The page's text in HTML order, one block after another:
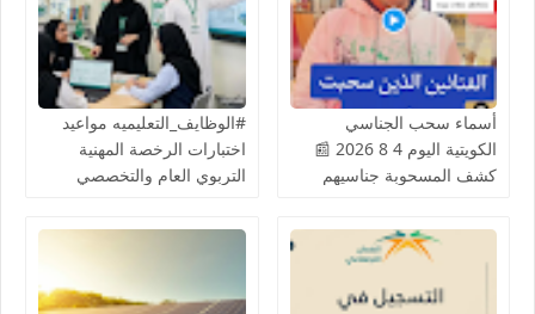
أسماء سحب الجناسي
الكويتية اليوم 4 8 2026 📰
كشف المسحوبة جناسيهم
الفنانيين أعمال جليلة
#الوظايف_التعليميه مواعيد
اختبارات الرخصة المهنية
التربوي العام والتخصصي
قياس ETEC